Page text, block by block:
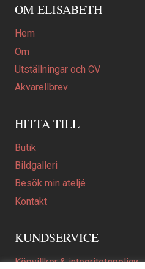
OM ELISABETH
Hem
Om
Utställningar och CV
Akvarellbrev
HITTA TILL
Butik
Bildgalleri
Besök min ateljé
Kontakt
KUNDSERVICE
Köpvillkor & integritetspolicy